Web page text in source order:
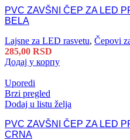
PVC ZAVŠNI ČEP ZA LED
BELA
Lajsne za LED rasvetu, Čepovi
285,00 RSD
Додај у корпу
Uporedi
Brzi pregled
Dodaj u listu želja
PVC ZAVŠNI ČEP ZA LED
CRNA